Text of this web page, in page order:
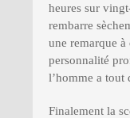
heures sur
rembarre
une remarque à
personnalité
l’homme a tout
Finalement la